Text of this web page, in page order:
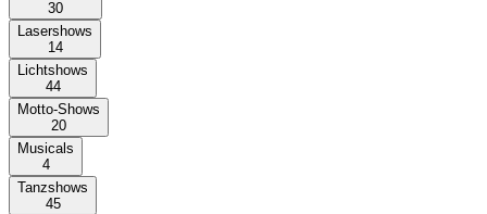
30
Lasershows
14
Lichtshows
44
Motto-Shows
20
Musicals
4
Tanzshows
45